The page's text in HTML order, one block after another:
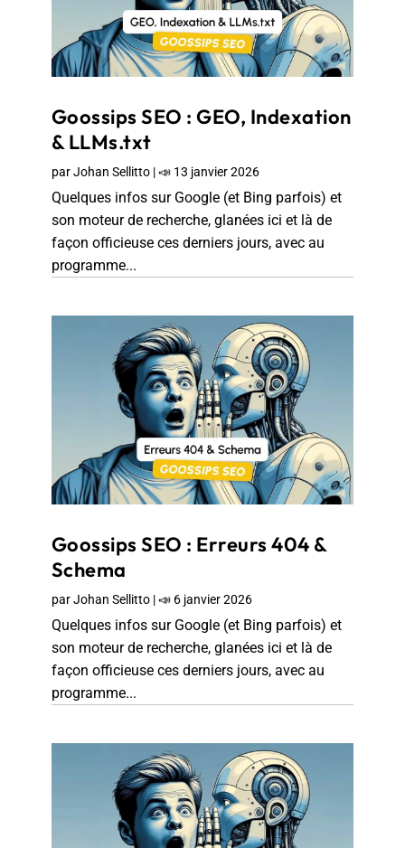
Goossips SEO : GEO, Indexation
& LLMs.txt
parJohan Sellitto|📣 13 janvier 2026
Quelques infos sur Google (et Bing parfois) et
son moteur de recherche, glanées ici et là de
façon officieuse ces derniers jours, avec au
programme...
Goossips SEO : Erreurs 404 &
Schema
parJohan Sellitto|📣 6 janvier 2026
Quelques infos sur Google (et Bing parfois) et
son moteur de recherche, glanées ici et là de
façon officieuse ces derniers jours, avec au
programme...